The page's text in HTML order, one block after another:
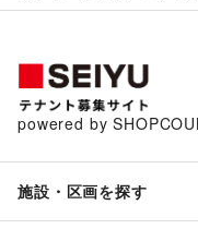
powered by
施設・区画を探す